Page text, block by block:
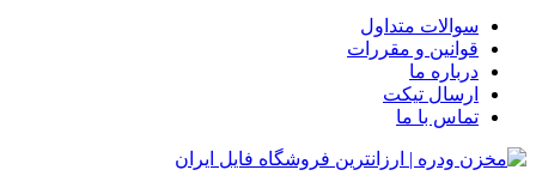
سوالات متداول
قوانین و مقررات
درباره ما
ارسال تیکت
تماس با ما